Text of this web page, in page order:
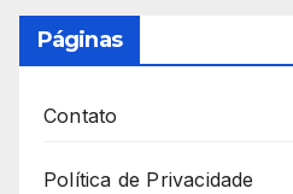
Páginas
Contato
Política de Privacidade